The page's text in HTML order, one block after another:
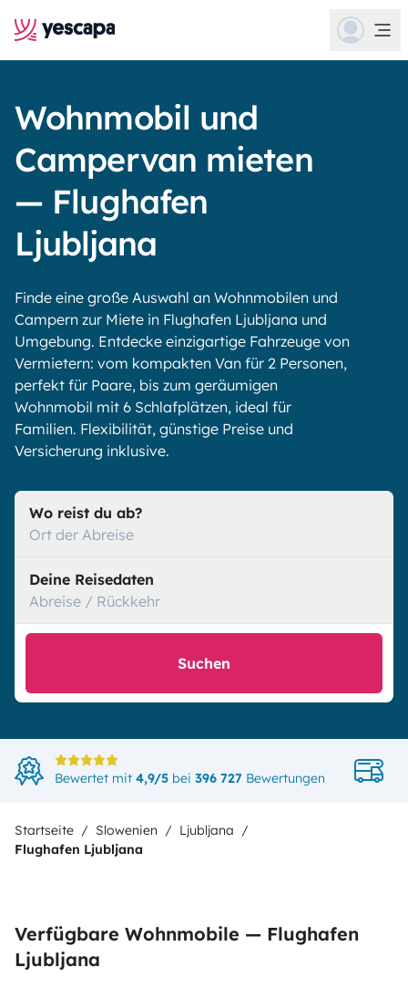
Wohnmobil und
Campervan mieten
— Flughafen
Ljubljana
Finde eine große Auswahl an Wohnmobilen und
Campern zur Miete in Flughafen Ljubljana und
Umgebung. Entdecke einzigartige Fahrzeuge von
Vermietern: vom kompakten Van für 2 Personen,
perfekt für Paare, bis zum geräumigen
Wohnmobil mit 6 Schlafplätzen, ideal für
Familien. Flexibilität, günstige Preise und
Versicherung inklusive.
Wo reist du ab?
Ort der Abreise
Deine Reisedaten
Abreise / Rückkehr
Suchen
Bewertet mit 4,9/5 bei 396 727 Bewertungen
Startseite Slowenien
Ljubljana
Flughafen Ljubljana
Verfügbare Wohnmobile — Flughafen
Ljubljana